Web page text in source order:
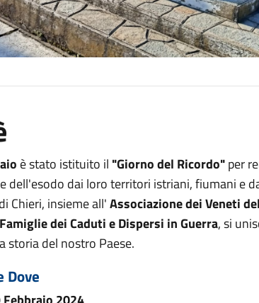
è stato istituito il "Giorno del Ricordo"per
dell'esodo dai loro territori istriani, fiumani e
Chieri, insieme all'Associazione dei Veneti
dei Caduti e Dispersi in Guerra, si
storia del nostro Paese.
Dove